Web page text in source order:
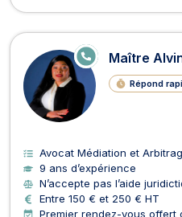
Maître
Répond
E
N
G
N
E
Avocat Médiation et
9 ans d’expérience
N’accepte pas l’aide
Entre 150 € et 250 € HT
Premier rendez-vous offert